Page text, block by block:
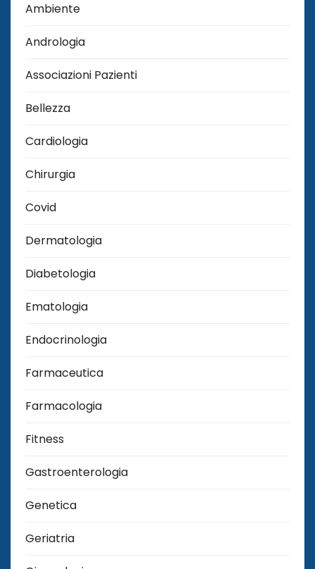
Ambiente
Andrologia
Associazioni Pazienti
Bellezza
Cardiologia
Chirurgia
Covid
Dermatologia
Diabetologia
Ematologia
Endocrinologia
Farmaceutica
Farmacologia
Fitness
Gastroenterologia
Genetica
Geriatria